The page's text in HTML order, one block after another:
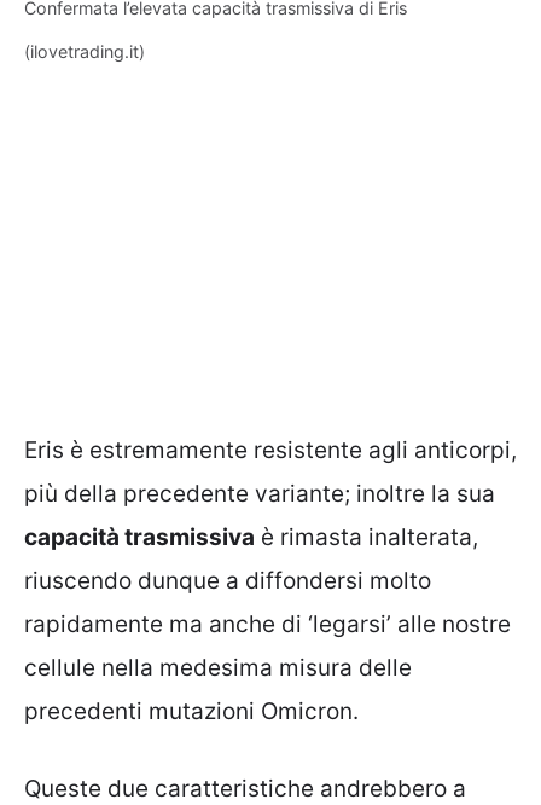
Confermata l’elevata capacità trasmissiva di Eris
(ilovetrading.it)
Eris è estremamente resistente agli anticorpi,
più della precedente variante; inoltre la sua
capacità trasmissiva è rimasta inalterata,
riuscendo dunque a diffondersi molto
rapidamente ma anche di ‘legarsi’ alle nostre
cellule nella medesima misura delle
precedenti mutazioni Omicron.
Queste due caratteristiche andrebbero a